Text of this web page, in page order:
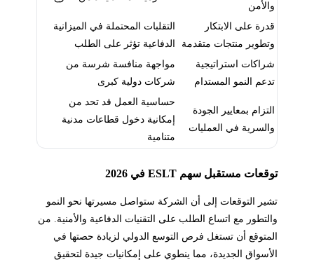
والأمن
قدرة على الابتكار
وتطوير منتجات متقدمة
التقلبات المحتملة في الميزانية
الدفاعية تؤثر على الطلب
شراكات استراتيجية
تدعم النمو المستدام
مواجهة منافسة شرسة من
شركات دولية كبرى
التزام بمعايير الجودة
والسرية في العمليات
حساسية العمل قد تحد من
إمكانية دخول قطاعات مدنية
متنامية
توقعات مستقبل سهم ESLT في 2026
تشير التوقعات إلى أن الشركة ستواصل مسيرتها نحو النمو
والتطور مع اتساع الطلب على التقنيات الدفاعية والأمنية. من
المتوقع أن تستغل فرص التوسع الدولي لزيادة حصتها في
الأسواق الجديدة، مما ينطوي على إمكانيات جيدة لتحقيق